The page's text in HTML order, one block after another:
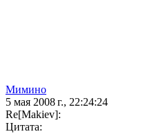
Мимино
5 мая 2008 г., 22:24:24
Re[Makiev]:
Цитата: